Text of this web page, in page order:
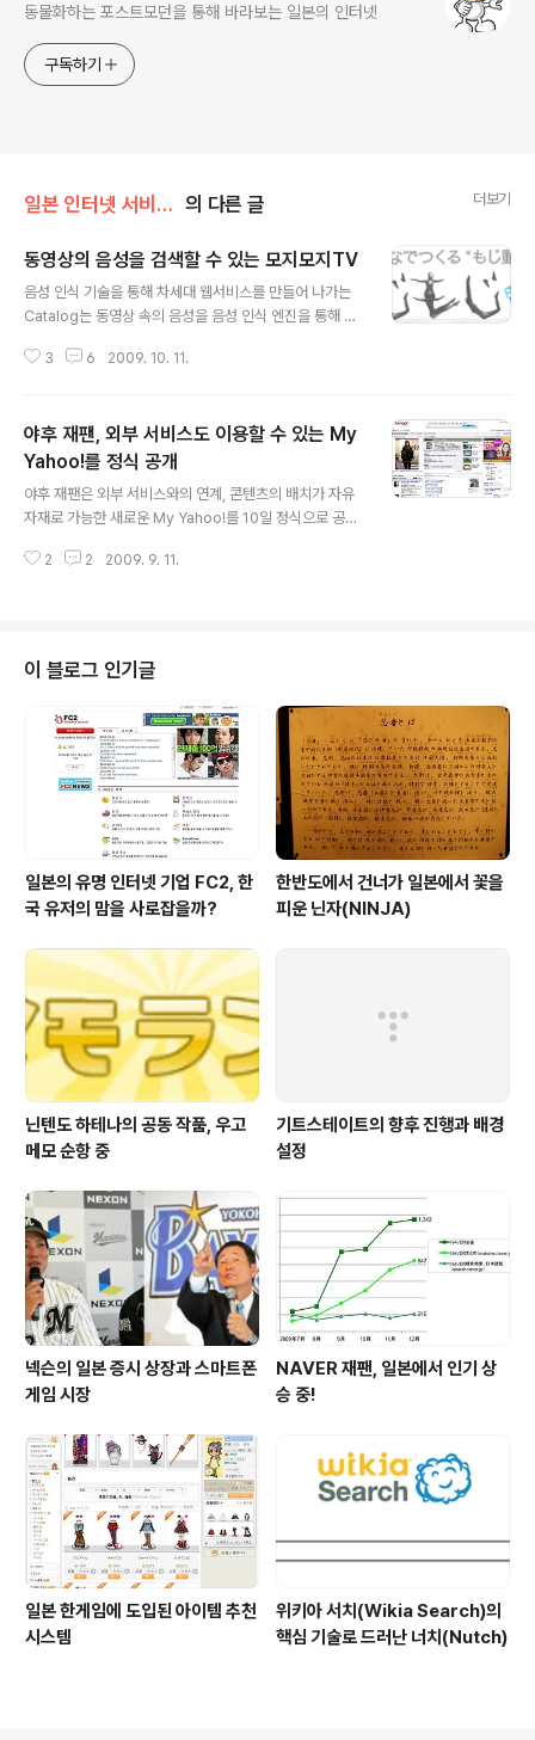
동물화하는 포스트모던을 통해 바라보는 일본의 인터넷
구독하기
일본 인터넷 서비스 이야기 의 다른 글 더보기
동영상의 음성을 검색할 수 있는 모지모지TV
음성 인식 기술을 통해 차세대 웹서비스를 만들어 나가는
Catalog는 동영상 속의 음성을 음성 인식 엔진을 통해 자
14일 클로즈드 베타 서비스를 오픈하며 선정된 1,000명의
동으로 텍스트화함으로써, 기존의 동영상 검색이 타이틀이
나 태그, 설명문만으로 검색하였던 것과 비교하여, 동영상
속의 음성을 검색할 수 있을 뿐만 아니라, 동영상을 음성뿐
만 아니고 자막으로도 즐길 수 있게 되었다. 모지모지TV
데모 화면 또한, IC레코더나 디지털카메라로 찍은 음성과
동영상은 물론이고 니코니코동화나 유튜브 등의 동영상 공
3 6 2009. 10. 11.
야후 재팬, 외부 서비스도 이용할 수 있는 My
Yahoo!를 정식 공개
야후 재팬은 외부 서비스와의 연계, 콘텐츠의 배치가 자유
자재로 가능한 새로운 My Yahoo!를 10일 정식으로 공개
대상으로 테스트를 진행했는데, 이번에 모든 유저를 대상
格.com), 미인시계(bijin-tokei), 시사통신(jijicom) 등
의 외부 사이트의 콘텐츠를 자신의 개인 페이지에 담을 수
있으며, 관심 있는 키워드를 등록하면 마이 야후가 자동으
로 자료를 수집하여 주고, 유저가 콘텐츠를 자유자재로 드
래그&드롭으로 배치함은 물론이고 폭을 마우스로 자유롭
게 설정..
2 2 2009. 9. 11.
이 블로그 인기글
일본의 유명 인터넷 기업 FC2, 한
국 유저의 맘을 사로잡을까?
한반도에서 건너가 일본에서 꽃을
피운 닌자(NINJA)
닌텐도 하테나의 공동 작품, 우고
메모 순항 중
기트스테이트의 향후 진행과 배경
설정
넥슨의 일본 증시 상장과 스마트폰
게임 시장
NAVER 재팬, 일본에서 인기 상
승 중!
일본 한게임에 도입된 아이템 추천
시스템
위키아 서치(Wikia Search)의
핵심 기술로 드러난 너치(Nutch)